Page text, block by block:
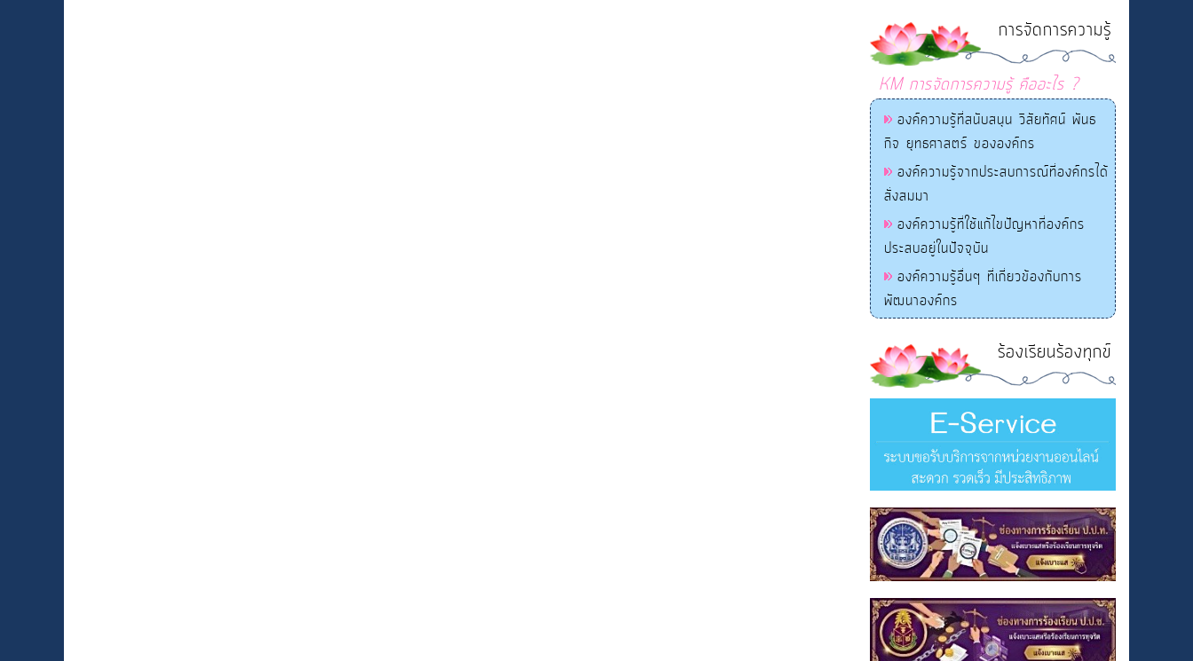
การจัดการความรู้
KM การจัดการความรู้ คืออะไร ?
องค์ความรู้ที่สนับสนุน วิสัยทัศน์ พันธ
กิจ ยุทธศาสตร์ ขององค์กร
องค์ความรู้จากประสบการณ์ที่องค์กรได้
สั่งสมมา
องค์ความรู้ที่ใช้แก้ไขปัญหาที่องค์กร
ประสบอยู่ในปัจจุบัน
องค์ความรู้อื่นๆ ที่เกี่ยวข้องกับการ
พัฒนาองค์กร
ร้องเรียนร้องทุกข์